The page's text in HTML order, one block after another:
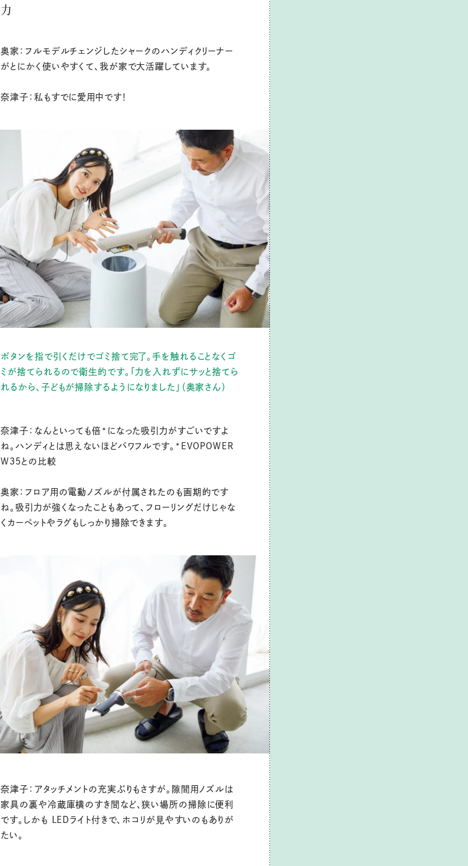
力
奥家：フルモデルチェンジしたシャークのハンディクリーナー
がとにかく使いやすくて、我が家で大活躍しています。
奈津子：私もすでに愛用中です！
ボタンを指で引くだけでゴミ捨て完了。手を触れることなくゴ
ミが捨てられるので衛生的です。「力を入れずにサッと捨てら
れるから、子どもが掃除するようになりました」（奥家さん）
奈津子：なんといっても倍*になった吸引力がすごいですよ
ね。ハンディとは思えないほどパワフルです。*EVOPOWER
W35との比較
奥家：フロア用の電動ノズルが付属されたのも画期的です
ね。吸引力が強くなったこともあって、フローリングだけじゃな
くカーペットやラグもしっかり掃除できます。
奈津子：アタッチメントの充実ぶりもさすが。隙間用ノズルは
家具の裏や冷蔵庫横のすき間など、狭い場所の掃除に便利
です。しかも LEDライト付きで、ホコリが見やすいのもありが
たい。